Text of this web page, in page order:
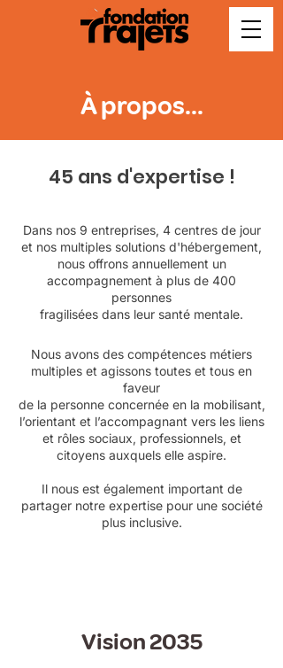
À propos...
45 ans d'expertise !
Dans nos 9 entreprises, 4 centres de jour
et nos multiples solutions d'hébergement,
nous offrons annuellement un
accompagnement à plus de 400
personnes
fragilisées dans leur santé mentale.
Nous avons des compétences métiers
multiples et agissons toutes et tous en
faveur
de la personne concernée en la mobilisant,
l’orientant et l’accompagnant vers les liens
et rôles sociaux, professionnels, et
citoyens auxquels elle aspire.
Il nous est également important de
partager notre expertise pour une société
plus inclusive.
Vision 2035